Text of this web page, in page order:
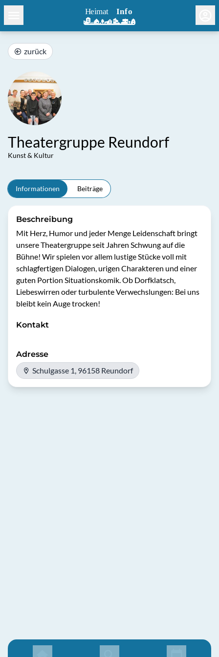
zurück
Theatergruppe Reundorf
Kunst & Kultur
Informationen Beiträge
Beschreibung
Mit Herz, Humor und jeder Menge Leidenschaft bringt
unsere Theatergruppe seit Jahren Schwung auf die
Bühne! Wir spielen vor allem lustige Stücke voll mit
schlagfertigen Dialogen, urigen Charakteren und einer
guten Portion Situationskomik. Ob Dorfklatsch,
Liebeswirren oder turbulente Verwechslungen: Bei uns
bleibt kein Auge trocken!
Kontakt
Adresse
Schulgasse 1, 96158 Reundorf